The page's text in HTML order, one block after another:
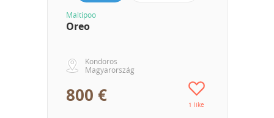
Maltipoo
Oreo
Kondoros
Magyarország
800 € 1 like